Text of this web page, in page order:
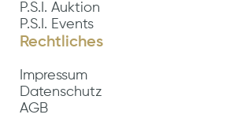
P.S.I. Auktion
P.S.I. Events
Rechtliches
Impressum
Datenschutz
AGB